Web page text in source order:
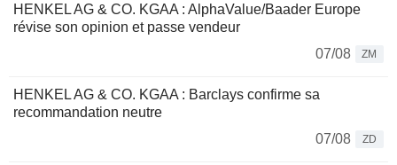
HENKEL AG & CO. KGAA : AlphaValue/Baader Europe
révise son opinion et passe vendeur
07/08
ZM
HENKEL AG & CO. KGAA : Barclays confirme sa
recommandation neutre
07/08
ZD